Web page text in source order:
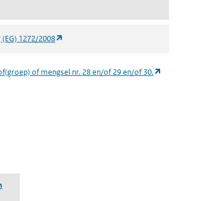
1272/2008
of mengsel nr. 28 en/of 29 en/of 30.